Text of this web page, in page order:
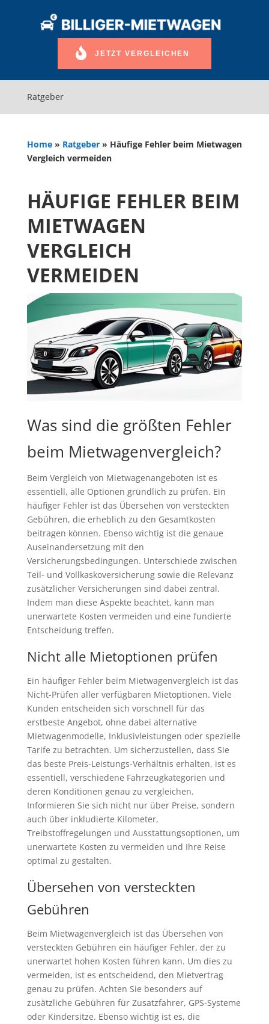
JETZT VERGLEICHEN
Ratgeber
Home» Ratgeber» Häufige Fehler beim Mietwagen
Vergleich vermeiden
HÄUFIGE FEHLER BEIM
MIETWAGEN
VERGLEICH
VERMEIDEN
Was sind die größten Fehler
beim Mietwagenvergleich?
Beim Vergleich von Mietwagenangeboten ist es
essentiell, alle Optionen gründlich zu prüfen. Ein
häufiger Fehler ist das Übersehen von versteckten
Gebühren, die erheblich zu den Gesamtkosten
beitragen können. Ebenso wichtig ist die genaue
Auseinandersetzung mit den
Versicherungsbedingungen. Unterschiede zwischen
Teil- und Vollkaskoversicherung sowie die Relevanz
zusätzlicher Versicherungen sind dabei zentral.
Indem man diese Aspekte beachtet, kann man
unerwartete Kosten vermeiden und eine fundierte
Entscheidung treffen.
Nicht alle Mietoptionen prüfen
Ein häufiger Fehler beim Mietwagenvergleich ist das
Nicht-Prüfen aller verfügbaren Mietoptionen. Viele
Kunden entscheiden sich vorschnell für das
erstbeste Angebot, ohne dabei alternative
Mietwagenmodelle, Inklusivleistungen oder spezielle
Tarife zu betrachten. Um sicherzustellen, dass Sie
das beste Preis-Leistungs-Verhältnis erhalten, ist es
essentiell, verschiedene Fahrzeugkategorien und
deren Konditionen genau zu vergleichen.
Informieren Sie sich nicht nur über Preise, sondern
auch über inkludierte Kilometer,
Treibstoffregelungen und Ausstattungsoptionen, um
unerwartete Kosten zu vermeiden und Ihre Reise
optimal zu gestalten.
Übersehen von versteckten
Gebühren
Beim Mietwagenvergleich ist das Übersehen von
versteckten Gebühren ein häufiger Fehler, der zu
unerwartet hohen Kosten führen kann. Um dies zu
vermeiden, ist es entscheidend, den Mietvertrag
genau zu prüfen. Achten Sie besonders auf
zusätzliche Gebühren für Zusatzfahrer, GPS-Systeme
oder Kindersitze. Ebenso wichtig ist es, die